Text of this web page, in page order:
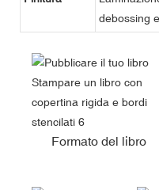
debossing
Formato del libro